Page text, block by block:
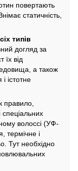
повертають
статичність,
типів
догляд за
від
а також
істотне
правило,
волоссі (УФ-
термічне і
Тут необхідно